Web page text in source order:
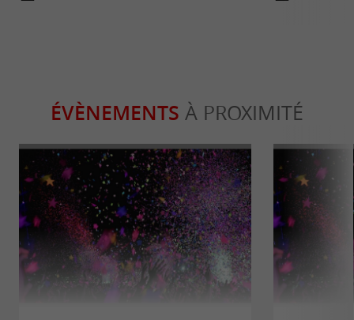
ÉVÈNEMENTS À PROXIMITÉ